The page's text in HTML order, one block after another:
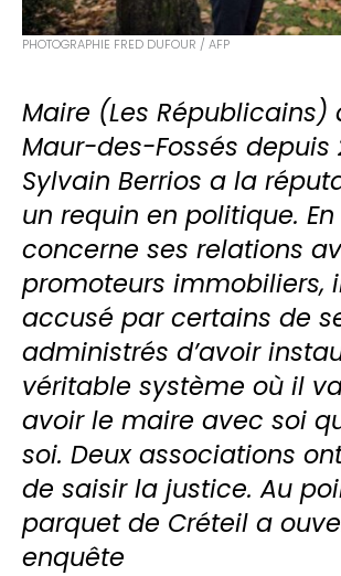
PHOTOGRAPHIE FRED DUFOUR / AFP
Maire (Les Républicains)
Maur-des-Fossés depuis
Sylvain Berrios a la
un requin en politique.
concerne ses relations
promoteurs immobiliers,
accusé par certains de
administrés d’avoir
véritable système où il
avoir le maire avec soi
soi. Deux associations
de saisir la justice. Au
parquet de Créteil a
enquête